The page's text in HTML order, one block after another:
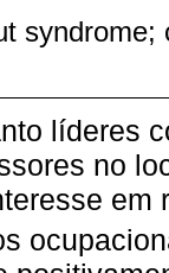
syndrome;
líderes
no
em